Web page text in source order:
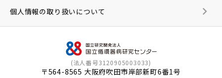
(法人番号3120905003033)
〒564-8565 大阪府吹田市岸部新町6番1号
個人情報の取り扱いについて